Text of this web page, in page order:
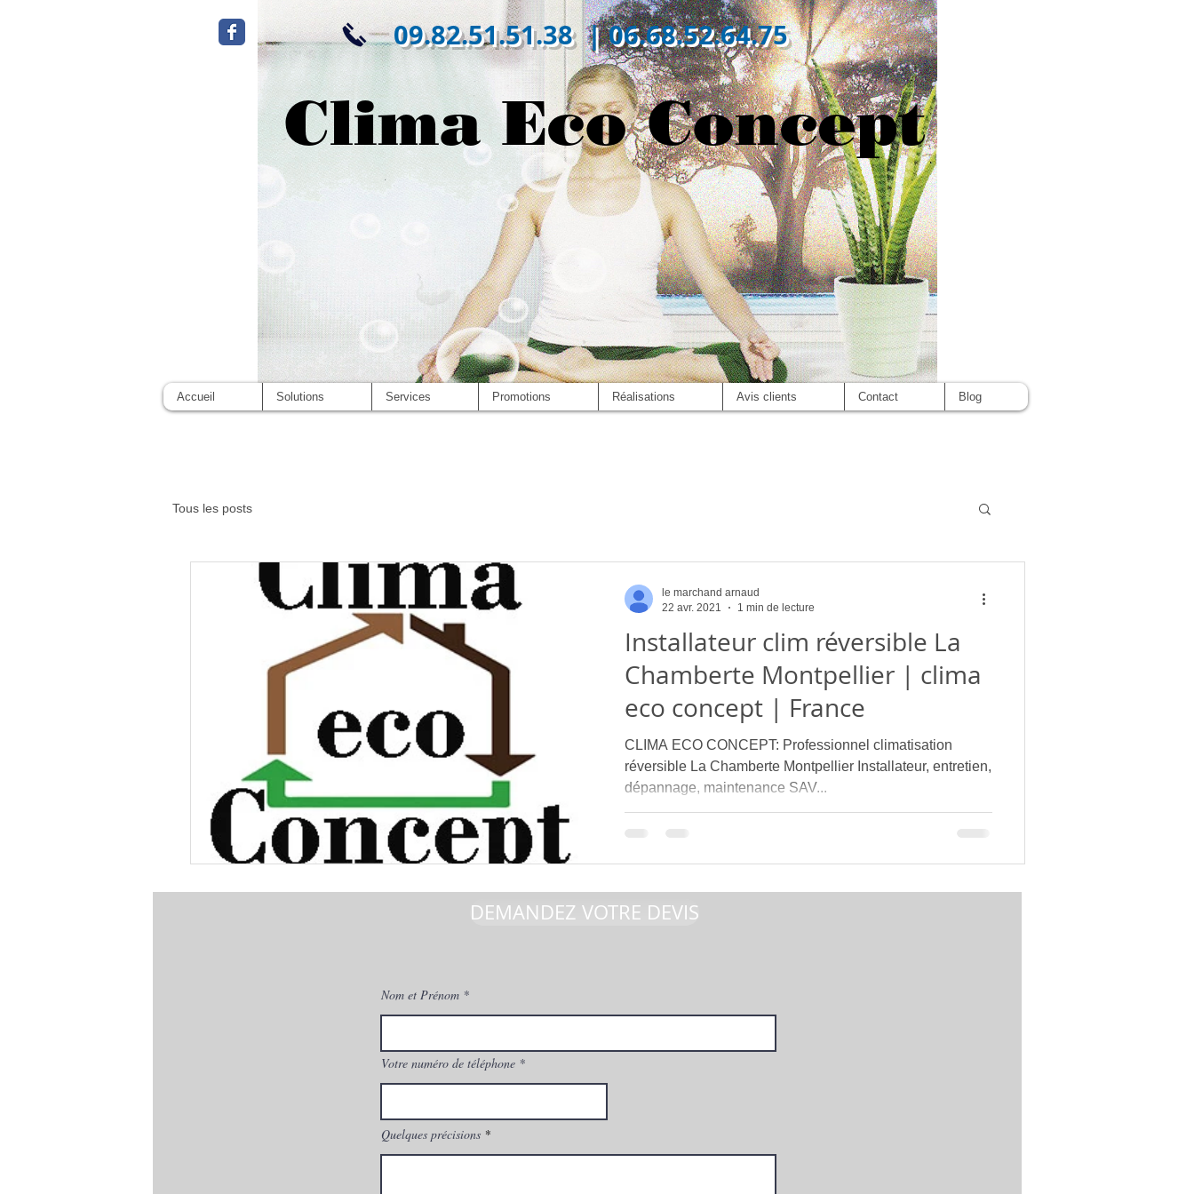
09.82.51.51.38 | 06.68.52.64.75
Clima Eco Concept
Accueil Solutions Services Promotions Réalisations Avis clients Contact Blog
Tous les posts
Installateur clim réversible La
Chamberte Montpellier | clima
eco concept | France
CLIMA ECO CONCEPT: Professionnel climatisation
réversible La Chamberte Montpellier Installateur, entretien,
dépannage, maintenance SAV...
le marchand arnaud
22 avr. 2021
1 min de lecture
DEMANDEZ VOTRE DEVIS
Nom et Prénom
Votre numéro de téléphone
Quelques précisions